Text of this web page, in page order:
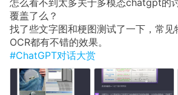
覆盖了么？
找了些文字图和梗图测试了一下，常见
OCR都有不错的效果。
#ChatGPT对话大赏